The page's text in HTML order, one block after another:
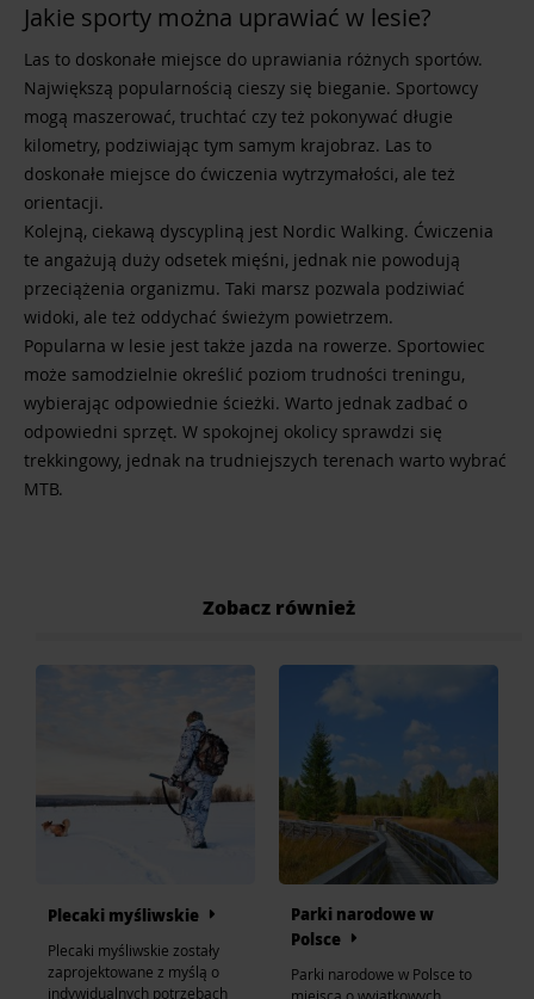
Jakie sporty można uprawiać w lesie?
Las to doskonałe miejsce do uprawiania różnych sportów.
Największą popularnością cieszy się bieganie. Sportowcy
mogą maszerować, truchtać czy też pokonywać długie
kilometry, podziwiając tym samym krajobraz. Las to
doskonałe miejsce do ćwiczenia wytrzymałości, ale też
orientacji.
Kolejną, ciekawą dyscypliną jest Nordic Walking. Ćwiczenia
te angażują duży odsetek mięśni, jednak nie powodują
przeciążenia organizmu. Taki marsz pozwala podziwiać
widoki, ale też oddychać świeżym powietrzem.
Popularna w lesie jest także jazda na rowerze. Sportowiec
może samodzielnie określić poziom trudności treningu,
wybierając odpowiednie ścieżki. Warto jednak zadbać o
odpowiedni sprzęt. W spokojnej okolicy sprawdzi się
trekkingowy, jednak na trudniejszych terenach warto wybrać
MTB.
Zobacz również
Plecaki myśliwskie
Plecaki myśliwskie zostały
zaprojektowane z myślą o
indywidualnych potrzebach
Parki narodowe w
Polsce
Parki narodowe w Polsce to